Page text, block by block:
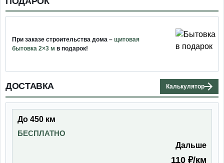
При заказе строительства дома – щитовая
бытовка 2×3 м в подарок!
ДОСТАВКА Калькулятор
До 450 км
БЕСПЛАТНО
Дальше
110 ₽/км